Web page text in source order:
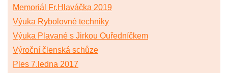
Memoriál Fr.Hlaváčka 2019
Výuka Rybolovné techniky
Výuka Plavané s Jirkou Ouředníčkem
Výroční členská schůze
Ples 7.ledna 2017